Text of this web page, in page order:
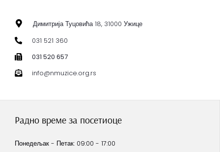
Димитрија Туцовића 18, 31000 Ужице
031 521 360
031 520 657
info@nmuzice.org.rs
Радно време за посетиоце
Понедељак - Петак: 09:00 - 17:00